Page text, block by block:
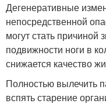
Дегенеративные
непосредственной
могут стать причиной
подвижности ноги в
снижается качество
Полностью вылечить
вспять старение